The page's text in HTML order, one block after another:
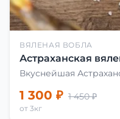
ВЯЛЕНАЯ ВОБЛА
Астраханская
Вкуснейшая
1 300 ₽ 1 450 ₽
от 3кг